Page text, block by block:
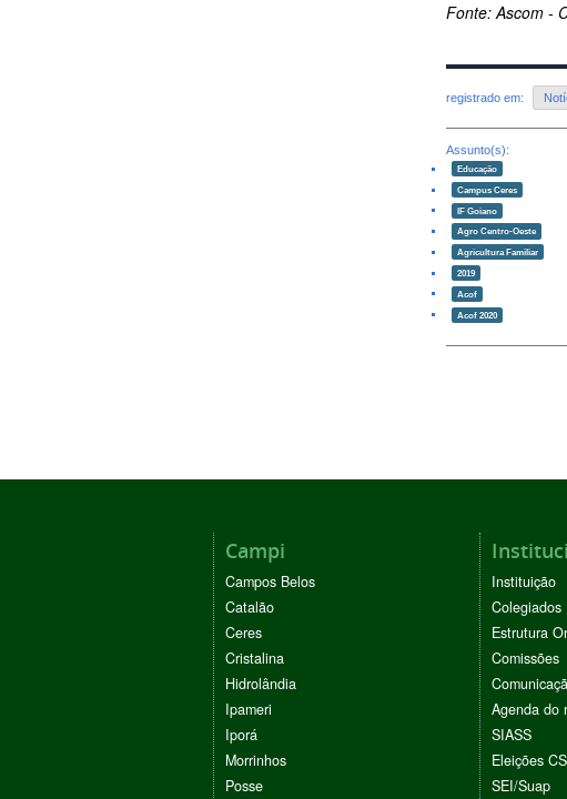
Fonte: Ascom -
registrado em:
Assunto(s):
Educação
Campus Ceres
IF Goiano
Agro Centro-Oeste
Agricultura Familiar
2019
Acof
Acof 2020
Campi
Campos Belos
Catalão
Ceres
Cristalina
Hidrolândia
Ipameri
Iporá
Morrinhos
Posse
Instituição
Colegiados
Estrutura
Comissões
Agenda do
SIASS
Eleições CS
SEI/Suap